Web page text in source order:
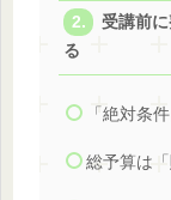
受講前
る
「絶対条
総予算は